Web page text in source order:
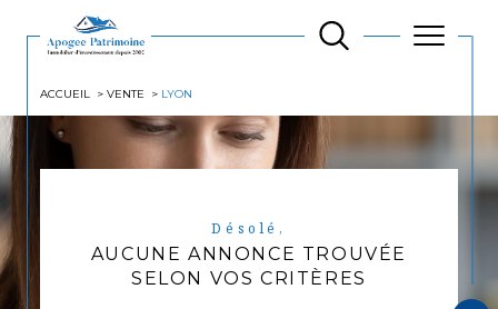
ACCUEIL VENTE LYON
Désolé,
AUCUNE ANNONCE TROUVÉE
SELON VOS CRITÈRES